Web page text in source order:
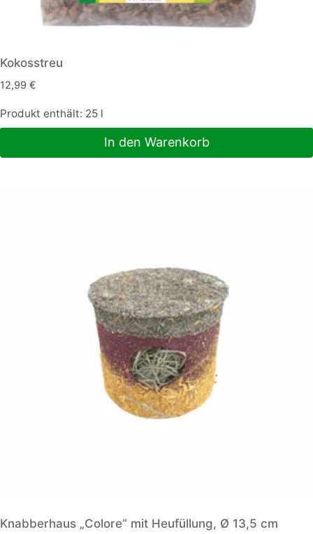
Kokosstreu
12,99 €
Produkt enthält: 25 l
In den Warenkorb
Knabberhaus „Colore“ mit Heufüllung, Ø 13,5 cm